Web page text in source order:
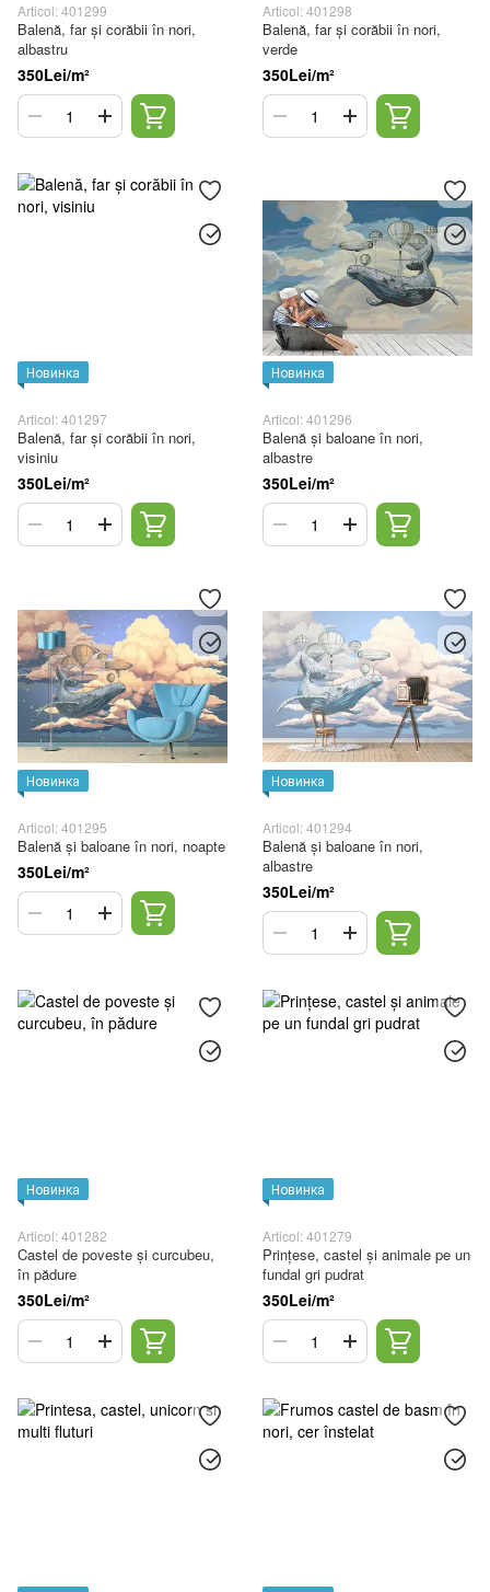
Articol: 401299
Balenă, far și corăbii în nori,
albastru
350Lei/m²
Articol: 401298
Balenă, far și corăbii în nori,
verde
350Lei/m²
Новинка
Articol: 401297
Balenă, far și corăbii în nori,
visiniu
350Lei/m²
Новинка
Articol: 401296
Balenă și baloane în nori,
albastre
350Lei/m²
Новинка
Articol: 401295
Balenă și baloane în nori, noapte
350Lei/m²
Новинка
Articol: 401294
Balenă și baloane în nori,
albastre
350Lei/m²
Новинка
Articol: 401282
Castel de poveste și curcubeu,
în pădure
350Lei/m²
Новинка
Articol: 401279
Prințese, castel și animale pe un
fundal gri pudrat
350Lei/m²